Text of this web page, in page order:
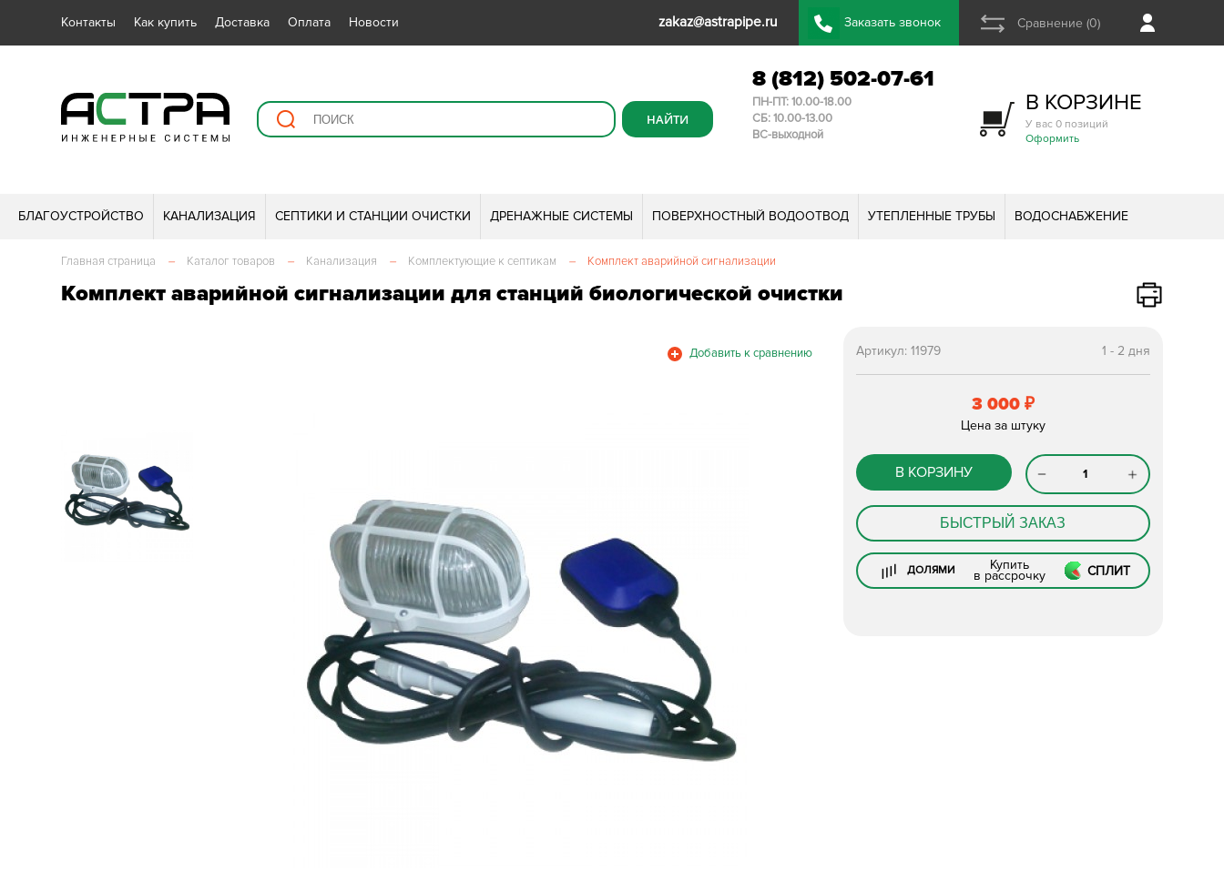
Контакты Как купить Доставка Оплата Новости zakaz@astrapipe.ru Заказать звонок Сравнение (0)
8 (812) 502-07-61
ПН-ПТ: 10.00-18.00
СБ: 10.00-13.00
ВС-выходной
В КОРЗИНЕ
У вас 0 позиций
Оформить
БЛАГОУСТРОЙСТВО КАНАЛИЗАЦИЯ СЕПТИКИ И СТАНЦИИ ОЧИСТКИ ДРЕНАЖНЫЕ СИСТЕМЫ ПОВЕРХНОСТНЫЙ ВОДООТВОД УТЕПЛЕННЫЕ ТРУБЫ ВОДОСНАБЖЕНИЕ
Главная страница – Каталог товаров – Канализация – Комплектующие к септикам – Комплект аварийной сигнализации
Комплект аварийной сигнализации для станций биологической очистки
1 - 2 дня
Артикул:11979
3 000 ₽
Цена за штуку
В КОРЗИНУ
БЫСТРЫЙ ЗАКАЗ
ДОЛЯМИ Купить
в рассрочку СПЛИТ